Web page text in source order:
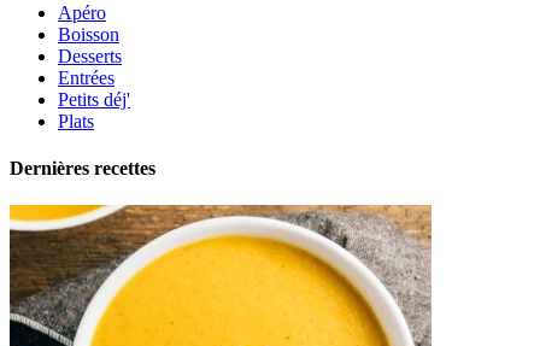
Apéro
Boisson
Desserts
Entrées
Petits déj'
Plats
Dernières recettes